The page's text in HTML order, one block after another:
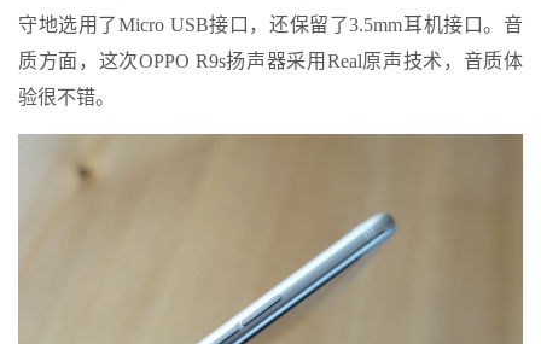
守地选用了Micro USB接口，还保留了3.5mm耳机接口。音
质方面，这次OPPO R9s扬声器采用Real原声技术，音质体
验很不错。